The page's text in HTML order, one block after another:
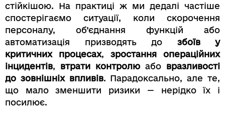
стійкішою. На практиці ж ми дедалі частіше
спостерігаємо ситуації, коли скорочення
персоналу, об’єднання функцій або
автоматизація призводять до збоїв у
критичних процесах, зростання операційних
інцидентів, втрати контролю або вразливості
до зовнішніх впливів. Парадоксально, але те,
що мало зменшити ризики — нерідко їх і
посилює.